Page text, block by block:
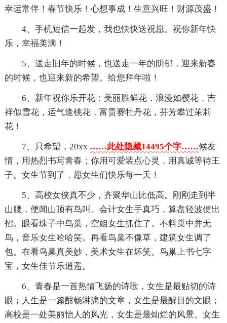
幸运常伴！春节快乐！心想事成！生意兴旺！财源茂盛！
4、手机短信一起发，我也快快送祝愿。祝你新年快
乐，幸福美满！
5、送走旧年的时候，也送走一年的阴郁，迎来新春
的时候，也迎来新的希望。给您拜年啦！
6、新年祝你乐开花：美丽胜鲜花，浪漫如樱花，吉
祥似雪花，运气逢桃花，富贵赛牡丹花，芬芳攀过茉莉
花！
7、只希望，20xx ……此处隐藏14495个字……候友
情，用热烈书写青春；你用可爱装点心灵，用真诚等待王
子。女生节到了，愿女生们快乐每一天！
5、高校女侠真不少，齐聚华山比低高。刚刚走到半
山腰，便闻山顶有鸟叫。会计女生手真巧，算盘轻波便出
招。眼看珠子中鸟巢，空姐女生抓住了。不料巢中并无
鸟，音乐女生哈哈笑。再看鸟巢不像草，建筑女生调了
包。在看鸟巢真美妙，美术女生在坏笑。鸟巢上书七字
宝，女生佳节乐逍遥。
6、青春是一首热情飞扬的诗歌，女生是最贴切的诗
眼；人生是一篇酣畅淋漓的文章，女生是最醒目的文眼；
高校是一处美丽怡人的风光，女生是最灿烂的风景。女生